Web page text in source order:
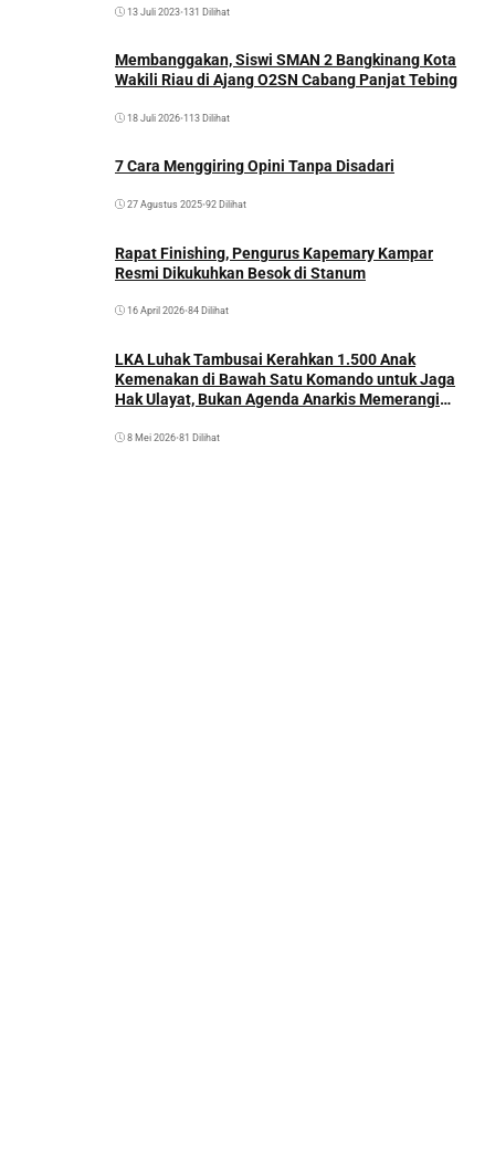
13 Juli 2023•131 Dilihat
Membanggakan, Siswi SMAN 2 Bangkinang Kota
Wakili Riau di Ajang O2SN Cabang Panjat Tebing
18 Juli 2026•113 Dilihat
7 Cara Menggiring Opini Tanpa Disadari
27 Agustus 2025•92 Dilihat
Rapat Finishing, Pengurus Kapemary Kampar
Resmi Dikukuhkan Besok di Stanum
16 April 2026•84 Dilihat
LKA Luhak Tambusai Kerahkan 1.500 Anak
Kemenakan di Bawah Satu Komando untuk Jaga
Hak Ulayat, Bukan Agenda Anarkis Memerangi
8 Mei 2026•81 Dilihat